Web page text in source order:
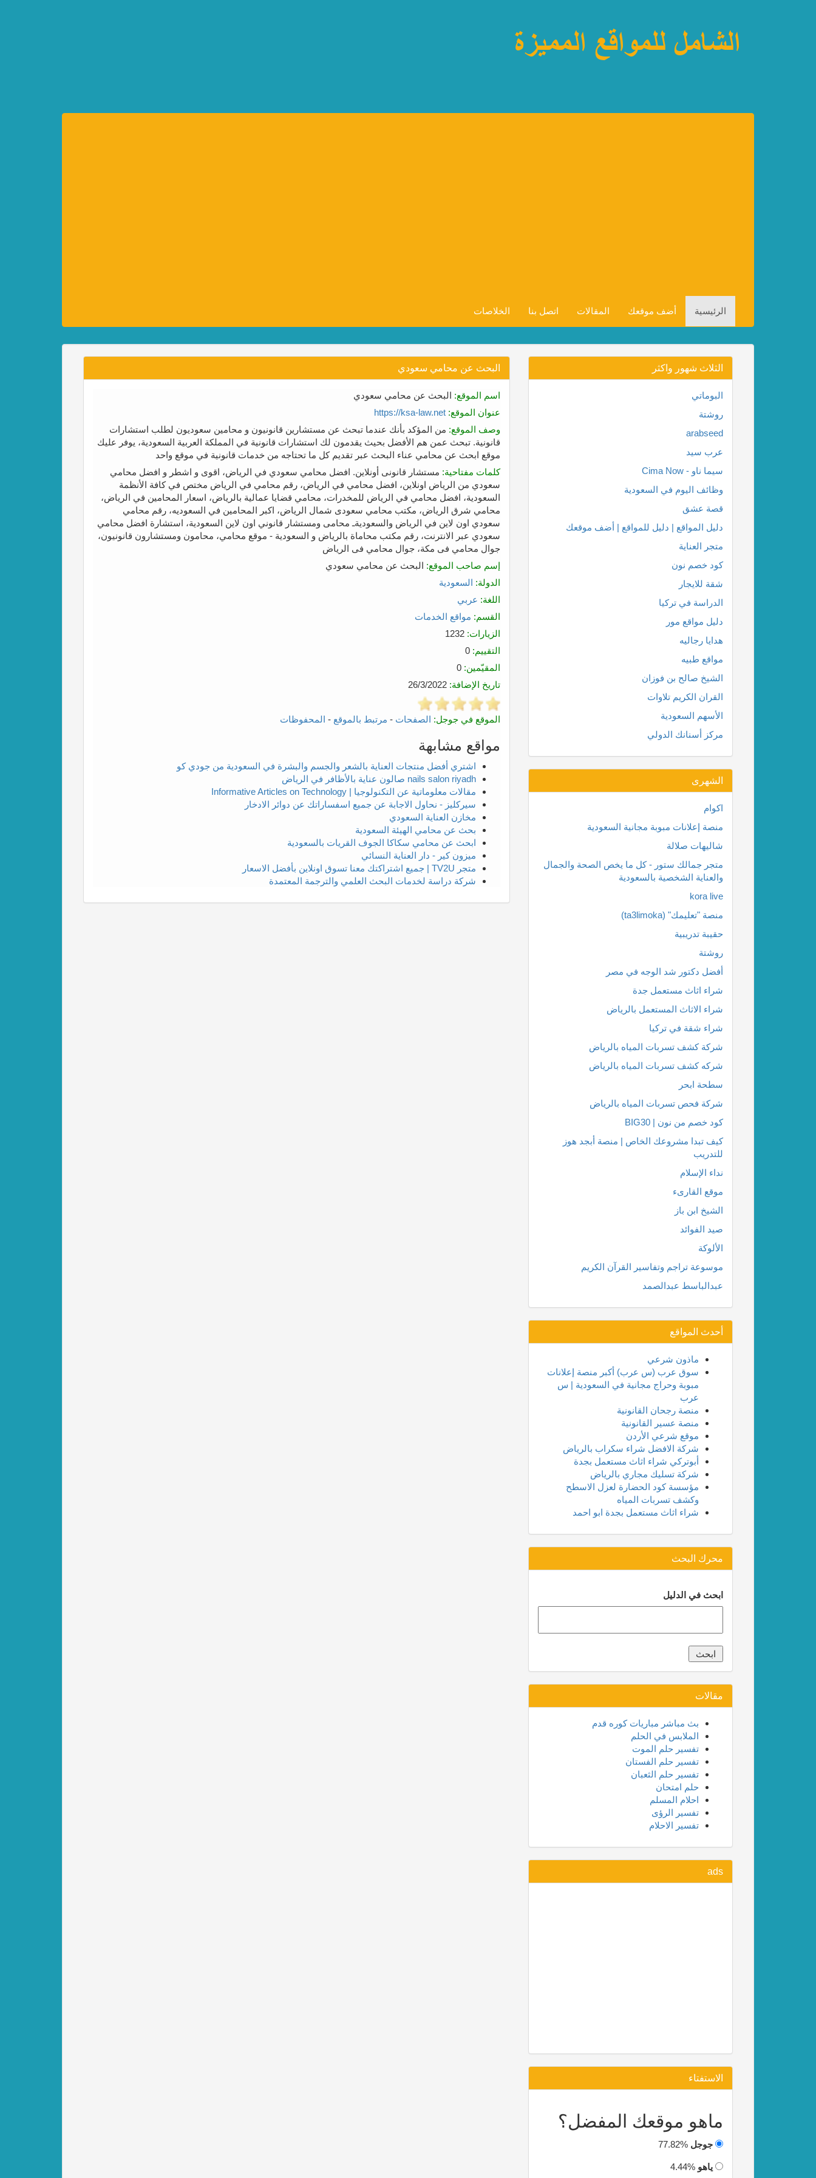
الرئيسية أضف موقعك المقالات اتصل بنا الخلاصات
البحث عن محامي سعودي
اسم الموقع: البحث عن محامي سعودي
عنوان الموقع: https://ksa-law.net
وصف الموقع: من المؤكد بأنك عندما تبحث عن مستشارين قانونيون و محامين سعوديون لطلب استشارات
قانونية. تبحث عمن هم الأفضل بحيث يقدمون لك استشارات قانونية في المملكة العربية السعودية، يوفر عليك
موقع ابحث عن محامي عناء البحث عبر تقديم كل ما تحتاجه من خدمات قانونية في موقع واحد
كلمات مفتاحية: مستشار قانونى أونلاين. افضل محامي سعودي في الرياض، اقوى و اشطر و افضل محامي
سعودي من الرياض اونلاين، افضل محامي في الرياض، رقم محامي في الرياض مختص في كافة الأنظمة
السعودية، افضل محامي في الرياض للمخدرات، محامي قضايا عمالية بالرياض، اسعار المحامين في الرياض،
محامي شرق الرياض، مكتب محامي سعودى شمال الرياض، اكبر المحامين في السعوديه، رقم محامي
سعودي اون لاين في الرياض والسعوديةـ محامى ومستشار قانوني اون لاين السعودية، استشارة افضل محامي
سعودي عبر الانترنت، رقم مكتب محاماة بالرياض و السعودية - موقع محامي، محامون ومستشارون قانونيون،
جوال محامي فى مكة، جوال محامي فى الرياض
إسم صاحب الموقع: البحث عن محامي سعودي
الدولة: السعودية
اللغة: عربي
القسم: مواقع الخدمات
الزيارات:
التقييم:
المقيّمين:
تاريخ الإضافة:
الموقع في جوجل: الصفحات - مرتبط بالموقع - المحفوظات
مواقع مشابهة
اشتري أفضل منتجات العناية بالشعر والجسم والبشرة في السعودية من جودي كو
nails salon riyadh صالون عناية بالأظافر في الرياض
مقالات معلوماتية عن التكنولوجيا | Informative Articles on Technology
سيركليز - نحاول الاجابة عن جميع اسفساراتك عن دوائر الادخار
مخازن العناية السعودي
بحث عن محامي الهيئة السعودية
ابحث عن محامي سكاكا الجوف القريات بالسعودية
ميزون كير - دار العناية النسائي
متجر TV2U | جميع اشتراكتك معنا تسوق اونلاين بأفضل الاسعار
شركة دراسة لخدمات البحث العلمي والترجمة المعتمدة
الثلاث شهور واكثر
البوماتي
روشتة
arabseed
عرب سيد
سيما ناو - Cima Now
وظائف اليوم في السعودية
قصة عشق
دليل المواقع | دليل للمواقع | أضف موقعك
متجر العناية
كود خصم نون
شقة للايجار
الدراسة في تركيا
دليل مواقع مور
هدايا رجاليه
مواقع طبيه
الشيخ صالح بن فوزان
القران الكريم تلاوات
الأسهم السعودية
مركز أسنانك الدولي
الشهرى
اكوام
منصة إعلانات مبوبة مجانية السعودية
شاليهات صلالة
متجر جمالك ستور - كل ما يخص الصحة والجمال
والعناية الشخصية بالسعودية
kora live
منصة "تعليمك" (ta3limoka)
حقيبة تدريبية
روشتة
أفضل دكتور شد الوجه في مصر
شراء اثاث مستعمل جدة
شراء الاثاث المستعمل بالرياض
شراء شقة في تركيا
شركة كشف تسربات المياه بالرياض
شركه كشف تسربات المياه بالرياض
سطحة ابحر
شركة فحص تسربات المياه بالرياض
كود خصم من نون | BIG30
كيف تبدا مشروعك الخاص | منصة أبجد هوز
للتدريب
نداء الإسلام
موقع القارىء
الشيخ ابن باز
صيد الفوائد
الألوكة
موسوعة تراجم وتفاسير القرآن الكريم
عبدالباسط عبدالصمد
أحدث المواقع
ماذون شرعي
سوق عرب (س عرب) أكبر منصة إعلانات
مبوبة وحراج مجانية في السعودية | س
عرب
منصة رجحان القانونية
منصة عسير القانونية
موقع شرعي الأردن
شركة الافضل شراء سكراب بالرياض
أبوتركي شراء اثاث مستعمل بجدة
شركة تسليك مجاري بالرياض
مؤسسة كود الحضارة لعزل الاسطح
وكشف تسربات المياه
شراء اثاث مستعمل بجدة ابو احمد
محرك البحث
ابحث في الدليل
مقالات
بث مباشر مباريات كوره قدم
الملابس في الحلم
تفسير حلم الموت
تفسير حلم الفستان
تفسير حلم الثعبان
حلم امتحان
احلام المسلم
تفسير الرؤى
تفسير الاحلام
ads
الاستفتاء
ماهو موقعك المفضل؟
جوجل 77.82%
ياهو 4.44%